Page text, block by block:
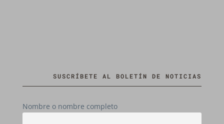
SUSCRÍBETE AL BOLETÍN DE NOTICIAS
Nombre o nombre completo